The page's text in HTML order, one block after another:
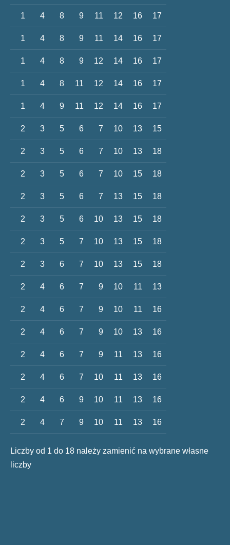
1 4 8 9 11 12 16 17
1 4 8 9 11 14 16 17
1 4 8 9 12 14 16 17
1 4 8 11 12 14 16 17
1 4 9 11 12 14 16 17
2 3 5 6 7 10 13 15
2 3 5 6 7 10 13 18
2 3 5 6 7 10 15 18
2 3 5 6 7 13 15 18
2 3 5 6 10 13 15 18
2 3 5 7 10 13 15 18
2 3 6 7 10 13 15 18
2 4 6 7 9 10 11 13
2 4 6 7 9 10 11 16
2 4 6 7 9 10 13 16
2 4 6 7 9 11 13 16
2 4 6 7 10 11 13 16
2 4 6 9 10 11 13 16
2 4 7 9 10 11 13 16
Liczby od 1 do 18 należy zamienić na wybrane własne
liczby